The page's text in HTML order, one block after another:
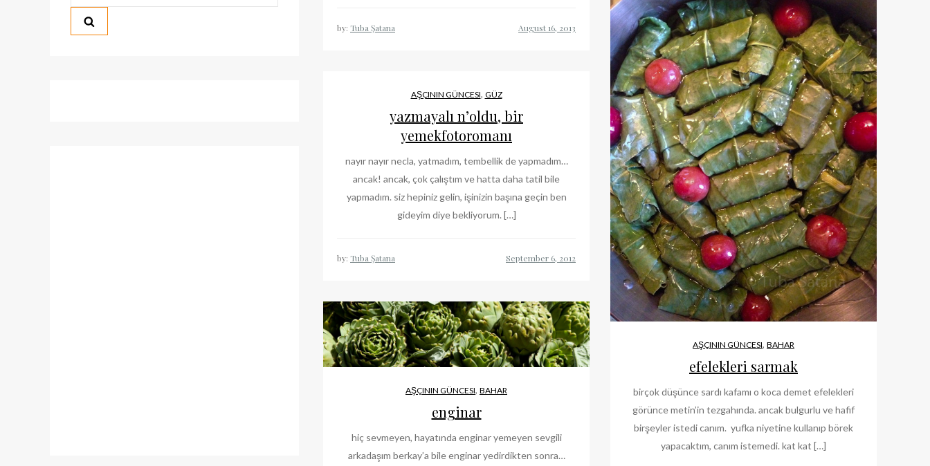
by: Tuba Şatana
AŞÇININ GÜNCESI, BAHAR
efelekleri sarmak
birçok düşünce sardı kafamı o koca demet efelekleri
görünce metin’in tezgahında. ancak bulgurlu ve hafif
birşeyler istedi canım. yufka niyetine kullanıp börek
yapacaktım, canım istemedi. kat kat […]
AŞÇININ GÜNCESI, GÜZ
yazmayalı n’oldu, bir
yemekfotoromanı
nayır nayır necla, yatmadım, tembellik de yapmadım…
ancak! ancak, çok çalıştım ve hatta daha tatil bile
yapmadım. siz hepiniz gelin, işinizin başına geçin ben
gideyim diye bekliyorum. […]
by: Tuba Şatana
AŞÇININ GÜNCESI, BAHAR
enginar
hiç sevmeyen, hayatında enginar yemeyen sevgili
arkadaşım berkay’a bile enginar yedirdikten sonra…